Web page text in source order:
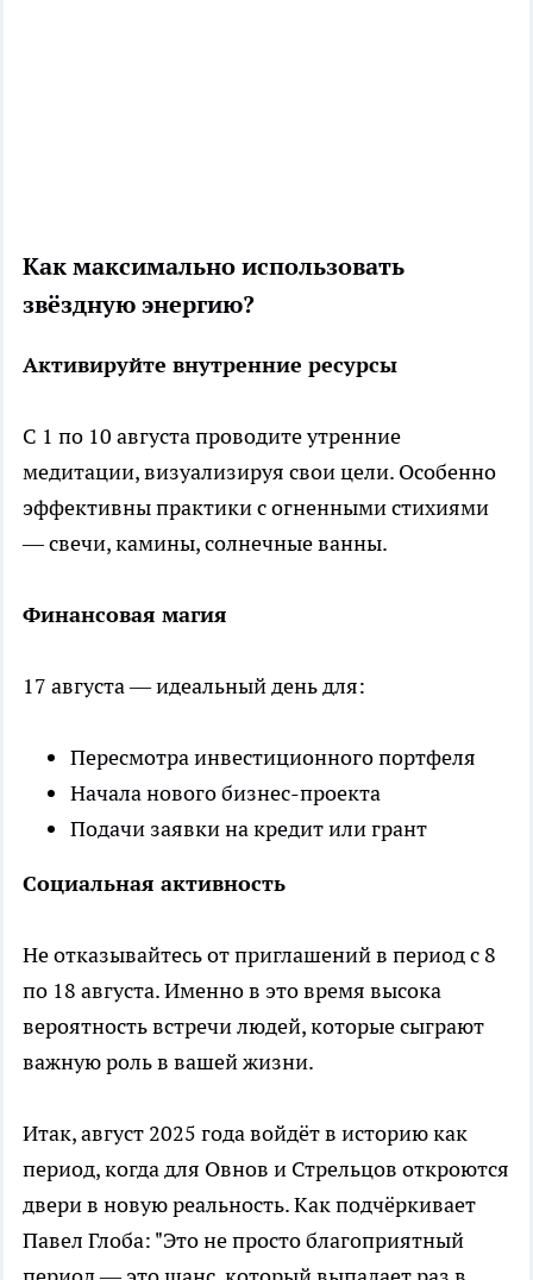
Как максимально использовать
звёздную энергию?
Активируйте внутренние ресурсы
С 1 по 10 августа проводите утренние
медитации, визуализируя свои цели. Особенно
эффективны практики с огненными стихиями
— свечи, камины, солнечные ванны.
Финансовая магия
17 августа — идеальный день для:
Пересмотра инвестиционного портфеля
Начала нового бизнес-проекта
Подачи заявки на кредит или грант
Социальная активность
Не отказывайтесь от приглашений в период с 8
по 18 августа. Именно в это время высока
вероятность встречи людей, которые сыграют
важную роль в вашей жизни.
Итак, август 2025 года войдёт в историю как
период, когда для Овнов и Стрельцов откроются
двери в новую реальность. Как подчёркивает
Павел Глоба: "Это не просто благоприятный